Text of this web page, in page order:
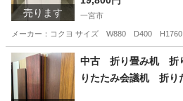
売ります
名古屋 稲沢 江南 岩倉
知 グッドプライス一宮
一宮市
メーカー：コクヨ サイズ W880 D400 H1760
愛知 一宮市 オフィス用家具
中古 折り畳み机 折
りたたみ会議机 折り